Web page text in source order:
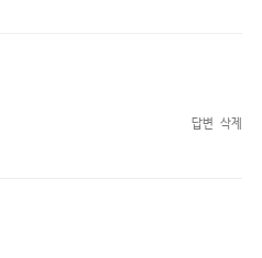
답변 삭제